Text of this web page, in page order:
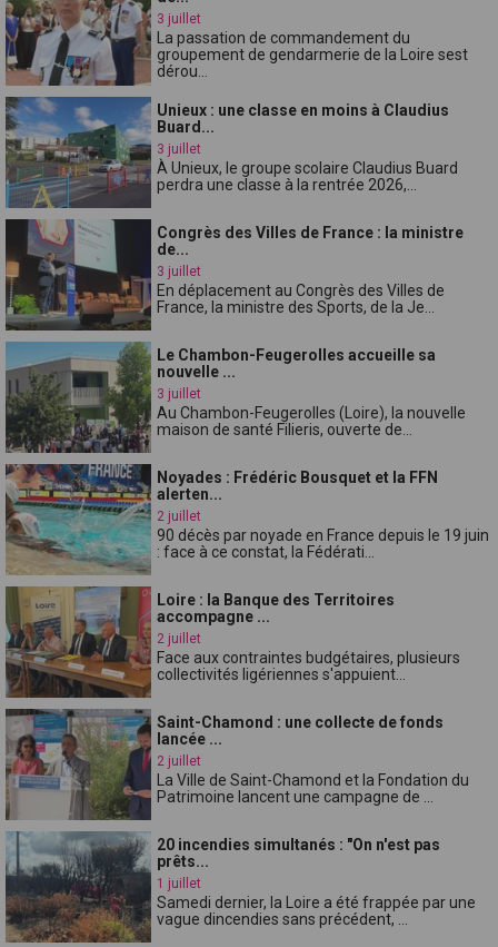
3 juillet
La passation de commandement du
groupement de gendarmerie de la Loire sest
dérou...
Unieux : une classe en moins à Claudius
Buard...
3 juillet
À Unieux, le groupe scolaire Claudius Buard
perdra une classe à la rentrée 2026,...
Congrès des Villes de France : la ministre
de...
3 juillet
En déplacement au Congrès des Villes de
France, la ministre des Sports, de la Je...
Le Chambon-Feugerolles accueille sa
nouvelle ...
3 juillet
Au Chambon-Feugerolles (Loire), la nouvelle
maison de santé Filieris, ouverte de...
Noyades : Frédéric Bousquet et la FFN
alerten...
2 juillet
90 décès par noyade en France depuis le 19 juin
: face à ce constat, la Fédérati...
Loire : la Banque des Territoires
accompagne ...
2 juillet
Face aux contraintes budgétaires, plusieurs
collectivités ligériennes s'appuient...
Saint-Chamond : une collecte de fonds
lancée ...
2 juillet
La Ville de Saint-Chamond et la Fondation du
Patrimoine lancent une campagne de ...
20 incendies simultanés : "On n'est pas
prêts...
1 juillet
Samedi dernier, la Loire a été frappée par une
vague dincendies sans précédent, ...